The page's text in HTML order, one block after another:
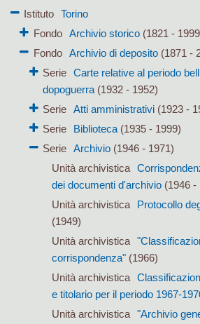
Istituto
Torino
Fondo
Archivio storico(1821 -
Fondo
Archivio di deposito(1871 -
Serie Carte relative al periodo
dopoguerra(1932 - 1952)
Serie Atti amministrativi(1923 -
Serie
Biblioteca(1935 - 1999)
Serie Archivio(1946 - 1971)
Unità archivistica
dei documenti d'archivio (1946 -
Unità archivistica
Protocollo
(1949)
Unità archivistica
corrispondenza" (1966)
Unità archivistica
e titolario per il periodo 1967-
Unità archivistica
"Archivio